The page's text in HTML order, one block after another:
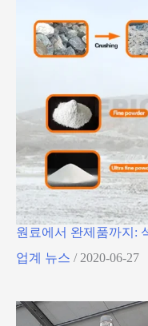
원료에서 완제품까지:
업계 뉴스 / 2020-06-27